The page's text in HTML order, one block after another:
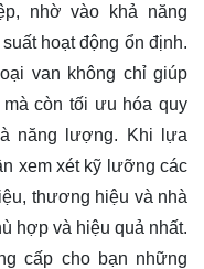
nhờ vào khả năng
hoạt động ổn định.
van không chỉ giúp
còn tối ưu hóa quy
năng lượng. Khi lựa
xem xét kỹ lưỡng các
thương hiệu và nhà
hợp và hiệu quả nhất.
cấp cho bạn những